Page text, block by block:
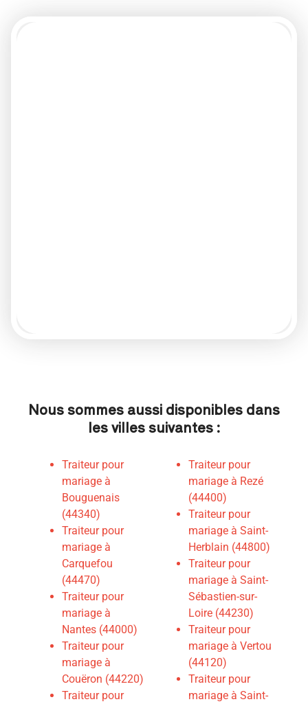
Nous sommes aussi disponibles dans
les villes suivantes :
Traiteur pour
mariage à
Bouguenais
(44340)
Traiteur pour
mariage à
Carquefou
(44470)
Traiteur pour
mariage à
Nantes (44000)
Traiteur pour
mariage à
Couëron (44220)
Traiteur pour
Traiteur pour
mariage à Rezé
(44400)
Traiteur pour
mariage à Saint-
Herblain (44800)
Traiteur pour
mariage à Saint-
Sébastien-sur-
Loire (44230)
Traiteur pour
mariage à Vertou
(44120)
Traiteur pour
mariage à Saint-